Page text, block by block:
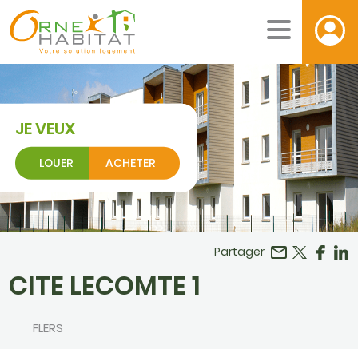
JE VEUX
LOUER ACHETER
Partager
CITE LECOMTE 1
FLERS